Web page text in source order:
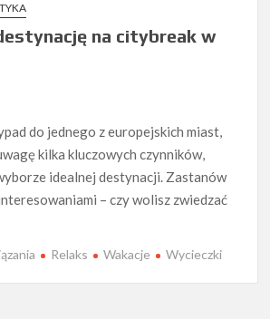
na citybreak w
do jednego z europejskich miast,
kilka kluczowych czynników,
idealnej destynacji. Zastanów
– czy wolisz zwiedzać
Relaks Wakacje Wycieczki